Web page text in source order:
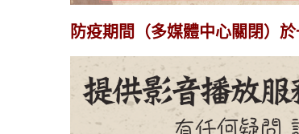
防疫期間（多媒體中心關閉）